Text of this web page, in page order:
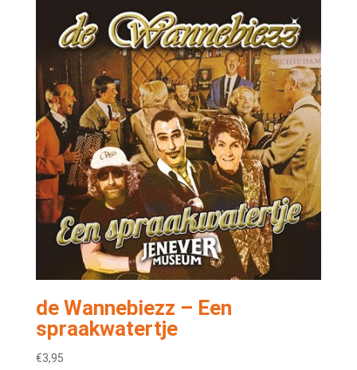
de Wannebiezz – Een
spraakwatertje
€3,95